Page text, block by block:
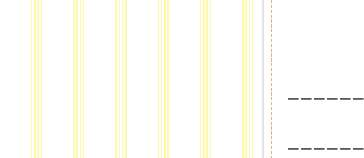
ーーーーー
ーーーーー